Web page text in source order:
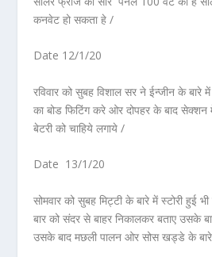
कनवेट हो सकता हे /
Date 12/1/20
रविवार को सुबह विशाल सर ने ईन्जीन के
का बोड फिटिंग करे ओर दोपहर के बाद
बेटरी को चाहिये लगाये /
Date 13/1/20
सोमवार को सुबह मिट्टी के बारे में स्टोरी
बार को संदर से बाहर निकालकर बताए उसके
उसके बाद मछली पालन ओर सोस खड्डे के